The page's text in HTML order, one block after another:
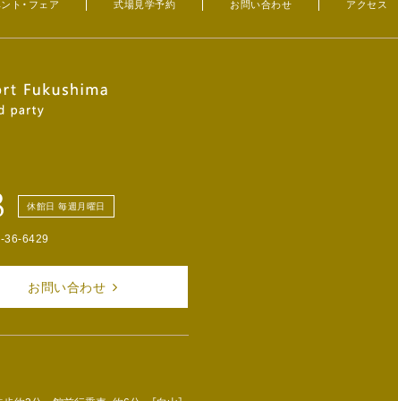
ト・フェア 式場見学予約 お問い合わせ アクセス
休館日 毎週月曜日
36-6429
お問い合わせ